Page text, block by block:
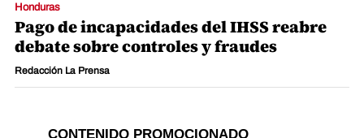
Honduras
Pago de incapacidades del IHSS reabre
debate sobre controles y fraudes
Redacción La Prensa